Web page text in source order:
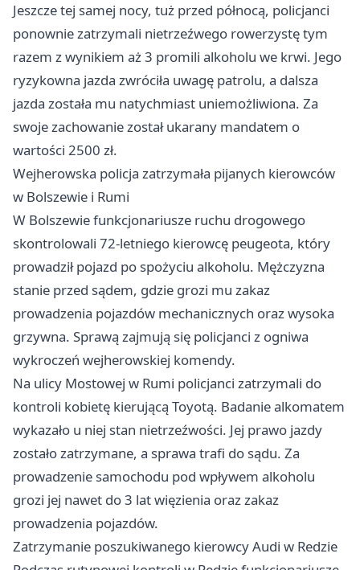
Jeszcze tej samej nocy, tuż przed północą, policjanci
ponownie zatrzymali nietrzeźwego rowerzystę tym
razem z wynikiem aż 3 promili alkoholu we krwi. Jego
ryzykowna jazda zwróciła uwagę patrolu, a dalsza
jazda została mu natychmiast uniemożliwiona. Za
swoje zachowanie został ukarany mandatem o
wartości 2500 zł.
Wejherowska policja zatrzymała pijanych kierowców
w Bolszewie i Rumi
W Bolszewie funkcjonariusze ruchu drogowego
skontrolowali 72-letniego kierowcę peugeota, który
prowadził pojazd po spożyciu alkoholu. Mężczyzna
stanie przed sądem, gdzie grozi mu zakaz
prowadzenia pojazdów mechanicznych oraz wysoka
grzywna. Sprawą zajmują się policjanci z ogniwa
wykroczeń wejherowskiej komendy.
Na ulicy Mostowej w Rumi policjanci zatrzymali do
kontroli kobietę kierującą Toyotą. Badanie alkomatem
wykazało u niej stan nietrzeźwości. Jej prawo jazdy
zostało zatrzymane, a sprawa trafi do sądu. Za
prowadzenie samochodu pod wpływem alkoholu
grozi jej nawet do 3 lat więzienia oraz zakaz
prowadzenia pojazdów.
Zatrzymanie poszukiwanego kierowcy Audi w Redzie